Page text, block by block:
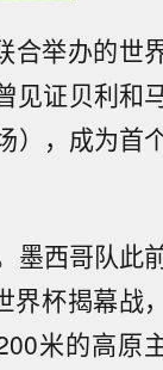
合举办的世
见证贝利和
），成为首
墨西哥队此
杯揭幕战，
米的高原